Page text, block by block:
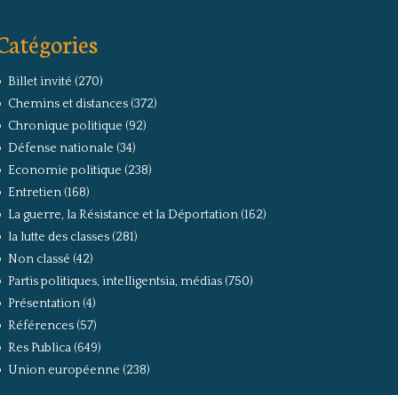
Billet invité (270)
Chemins et distances(372)
Chronique politique (92)
Défense nationale (34)
Economie politique (238)
Entretien(168)
La guerre, la Résistance et la Déportation(162)
la lutte des classes(281)
Non classé (42)
Partis politiques, intelligentsia, médias(750)
Présentation(4)
Références(57)
Res Publica(649)
Union européenne (238)